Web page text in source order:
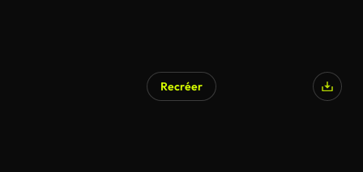
Recréer